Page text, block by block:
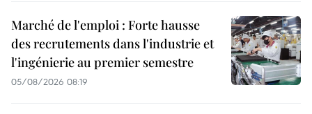
Marché de l'emploi : Forte hausse
des recrutements dans l'industrie et
l'ingénierie au premier semestre
05/08/2026 08:19